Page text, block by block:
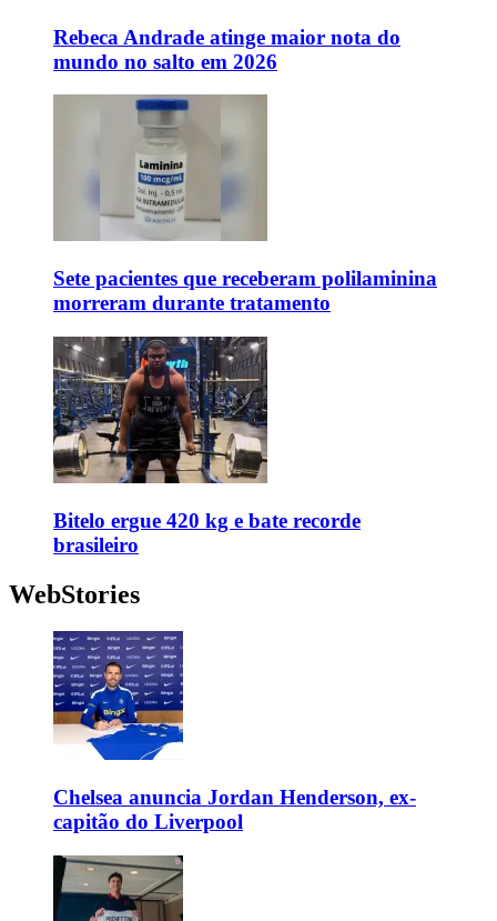
Rebeca Andrade atinge maior nota do
mundo no salto em 2026
Sete pacientes que receberam polilaminina
morreram durante tratamento
Bitelo ergue 420 kg e bate recorde
brasileiro
WebStories
Chelsea anuncia Jordan Henderson, ex-
capitão do Liverpool